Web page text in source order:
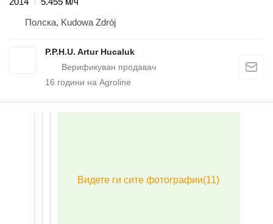
Полска, Kudowa Zdrój
P.P.H.U. Artur Hucaluk
16 години на Agroline